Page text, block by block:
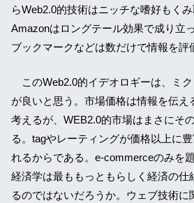
らWeb2.0的技術はニッチな嗜好もくみ
Amazonはロングテール効果で成り立
ブックマークなどは数だけで情報を評
このWeb2.0的イデオロギーは、ミ
が良いと思う。市場価格は情報を伝え
考えるが、WEB2.0的市場はまさにそ
る。tagやレーティングが価格以上に
れるからである。e-commerceのみを
経済学は最ももっともらしく経済の仕
るのではないだろうか。ウェブ技術に